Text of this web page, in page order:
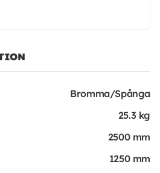
Bromma/Spånga
25.3 kg
2500 mm
1250 mm